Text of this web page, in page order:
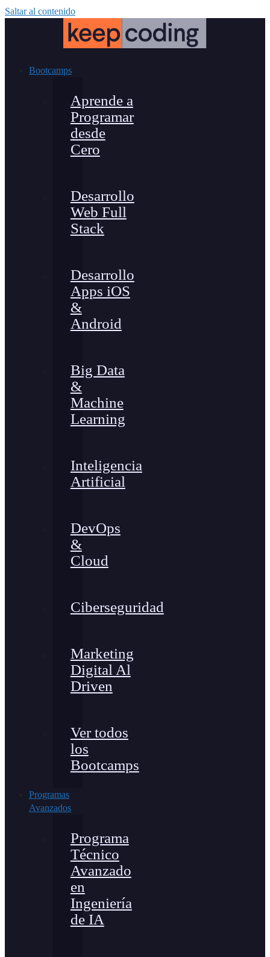
Saltar al contenido
Bootcamps
Aprende a
Programar
desde
Cero
Desarrollo
Web Full
Stack
Desarrollo
Apps iOS
&
Android
Big Data
&
Machine
Learning
Inteligencia
Artificial
DevOps
&
Cloud
Ciberseguridad
Marketing
Digital Al
Driven
Ver todos
los
Bootcamps
Programas
Avanzados
Programa
Técnico
Avanzado
en
Ingeniería
de IA